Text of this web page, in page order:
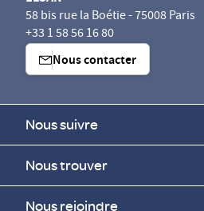
58 bis rue la Boétie - 75008 Paris
+33 1 58 56 16 80
Nous contacter
Nous suivre
Nous trouver
Nous rejoindre